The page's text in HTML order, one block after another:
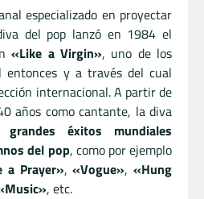
especializado en proyectar
del pop lanzó en 1984 el
«Like a Virgin», uno de los
entonces y a través del cual
internacional. A partir de
años como cantante, la diva
grandes éxitos mundiales
del pop, como por ejemplo
a Prayer»,«Vogue»,«Hung
, etc.